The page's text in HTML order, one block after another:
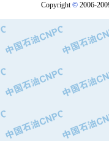
Copyright©2006-